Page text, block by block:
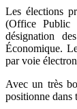
Les élections
(Office Public
désignation
Économique.
par voie
Avec un très
positionne dans